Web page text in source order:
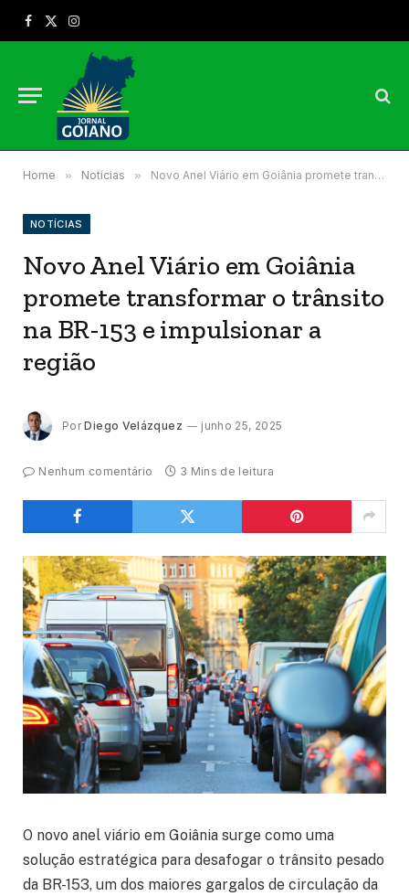
Facebook
X
Instagram
Home » Notícias » Novo Anel Viário em Goiânia promete transformar o trânsito na BR-153 e impulsionar a região
NOTÍCIAS
Novo Anel Viário em Goiânia
promete transformar o trânsito
na BR-153 e impulsionar a
região
Por Diego Velázquez junho 25, 2025
Nenhum comentário 3 Mins de leitura
O novo anel viário em Goiânia surge como uma
solução estratégica para desafogar o trânsito pesado
da BR-153, um dos maiores gargalos de circulação da